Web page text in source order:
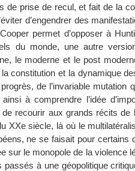
de prise de recul, et fait de la
d’engendrer des
permet d’opposer à
du monde, une autre
le moderne et le post
constitution et la dynamique
de l’invariable mutation
à comprendre l’idée
recourir aux grands récits de
XXe siècle, là où le
ne se faisait pour certains
sur le monopole de la violence
à une géopolitique